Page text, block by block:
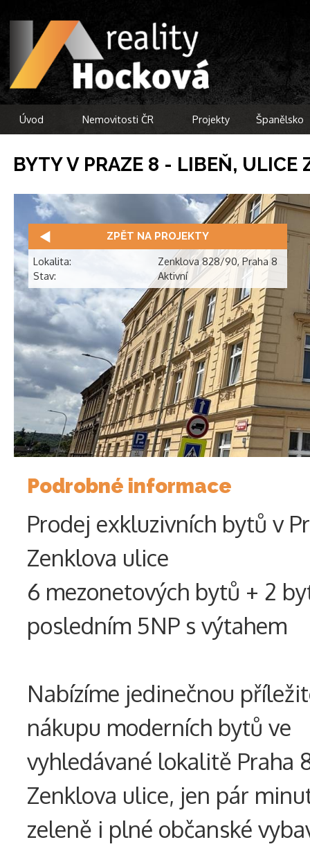
Úvod Nemovitosti ČR Projekty Španělsko
BYTY V PRAZE 8 - LIBEŇ, ULICE
ZPĚT NA PROJEKTY
Lokalita:
Zenklova 828/90, Praha 8
Stav:
Aktivní
Podrobné informace
Prodej exkluzivních bytů v
Zenklova ulice
6 mezonetových bytů + 2
posledním 5NP s výtahem
Nabízíme jedinečnou
nákupu moderních bytů ve
vyhledávané lokalitě Praha
Zenklova ulice, jen pár
zeleně i plné občanské